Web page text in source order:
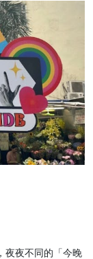
夜夜不同的「今晚